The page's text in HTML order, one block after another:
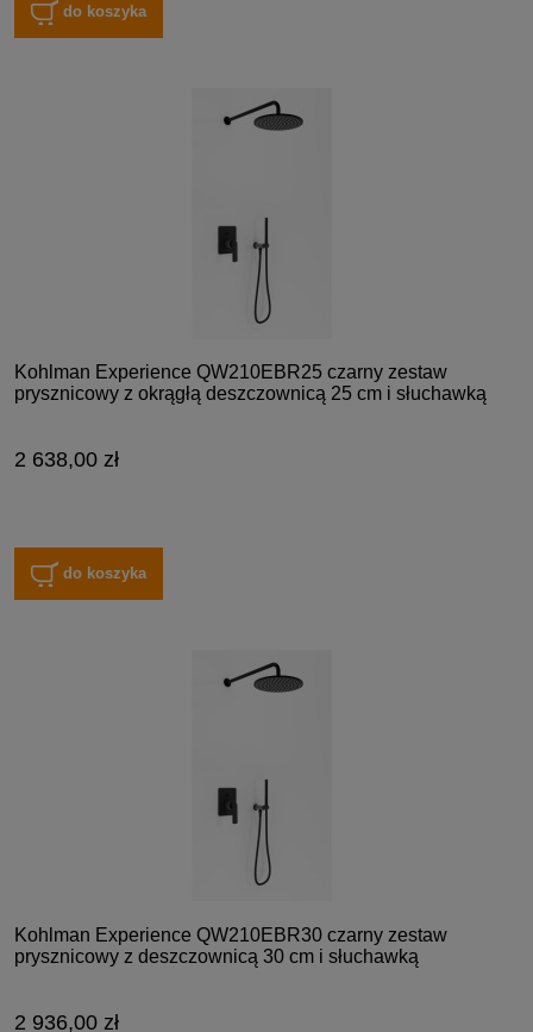
do koszyka
Kohlman Experience QW210EBR25 czarny zestaw
prysznicowy z okrągłą deszczownicą 25 cm i słuchawką
2 638,00 zł
do koszyka
Kohlman Experience QW210EBR30 czarny zestaw
prysznicowy z deszczownicą 30 cm i słuchawką
2 936,00 zł